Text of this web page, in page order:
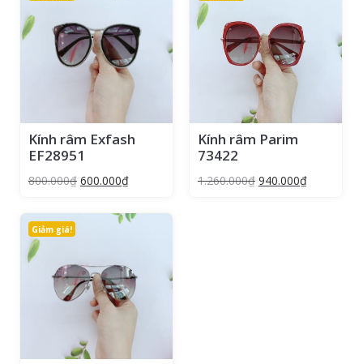
Kính râm Exfash
EF28951
800.000₫ 600.000₫
Kính râm Parim
73422
1.260.000₫ 940.000₫
Giảm giá!